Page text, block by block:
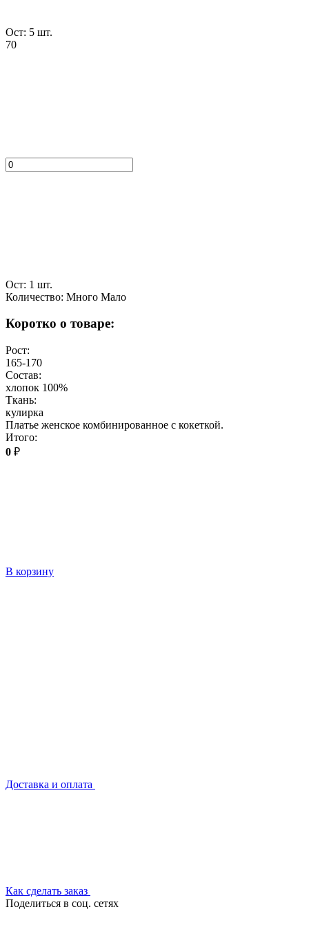
Ост: 5 шт.
70
Ост: 1 шт.
Количество: Много Мало
Коротко о товаре:
Рост:
165-170
Состав:
хлопок 100%
Ткань:
кулирка
Платье женское комбинированное с кокеткой.
Итого:
0 ₽
В корзину
Доставка и оплата
Как сделать заказ
Поделиться в соц. сетях